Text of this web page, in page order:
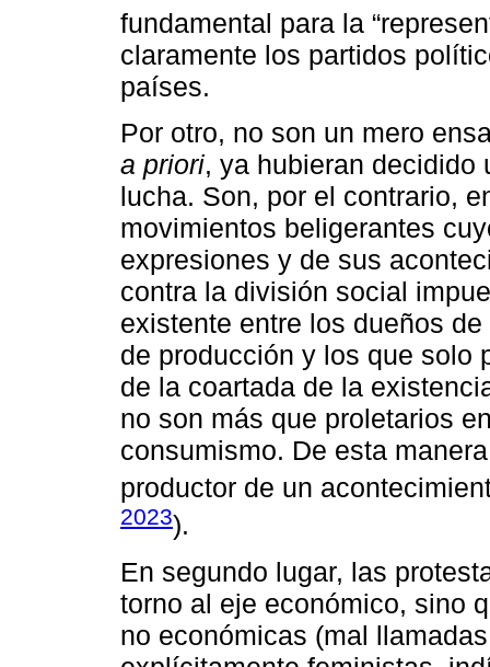
fundamental para la
claramente los partidos
países.
Por otro, no son un mero
a priori, ya hubieran decidido
lucha. Son, por el contrario,
movimientos beligerantes
expresiones y de sus
contra la división social
existente entre los dueños
de producción y los que solo
de la coartada de la
no son más que proletarios
consumismo. De esta
productor de un
2023).
En segundo lugar, las
torno al eje económico, sino
no económicas (mal